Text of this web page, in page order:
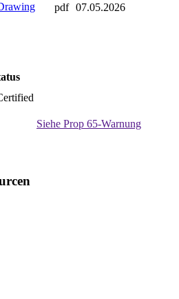
pdf 07.05.2026
Siehe Prop 65-Warnung